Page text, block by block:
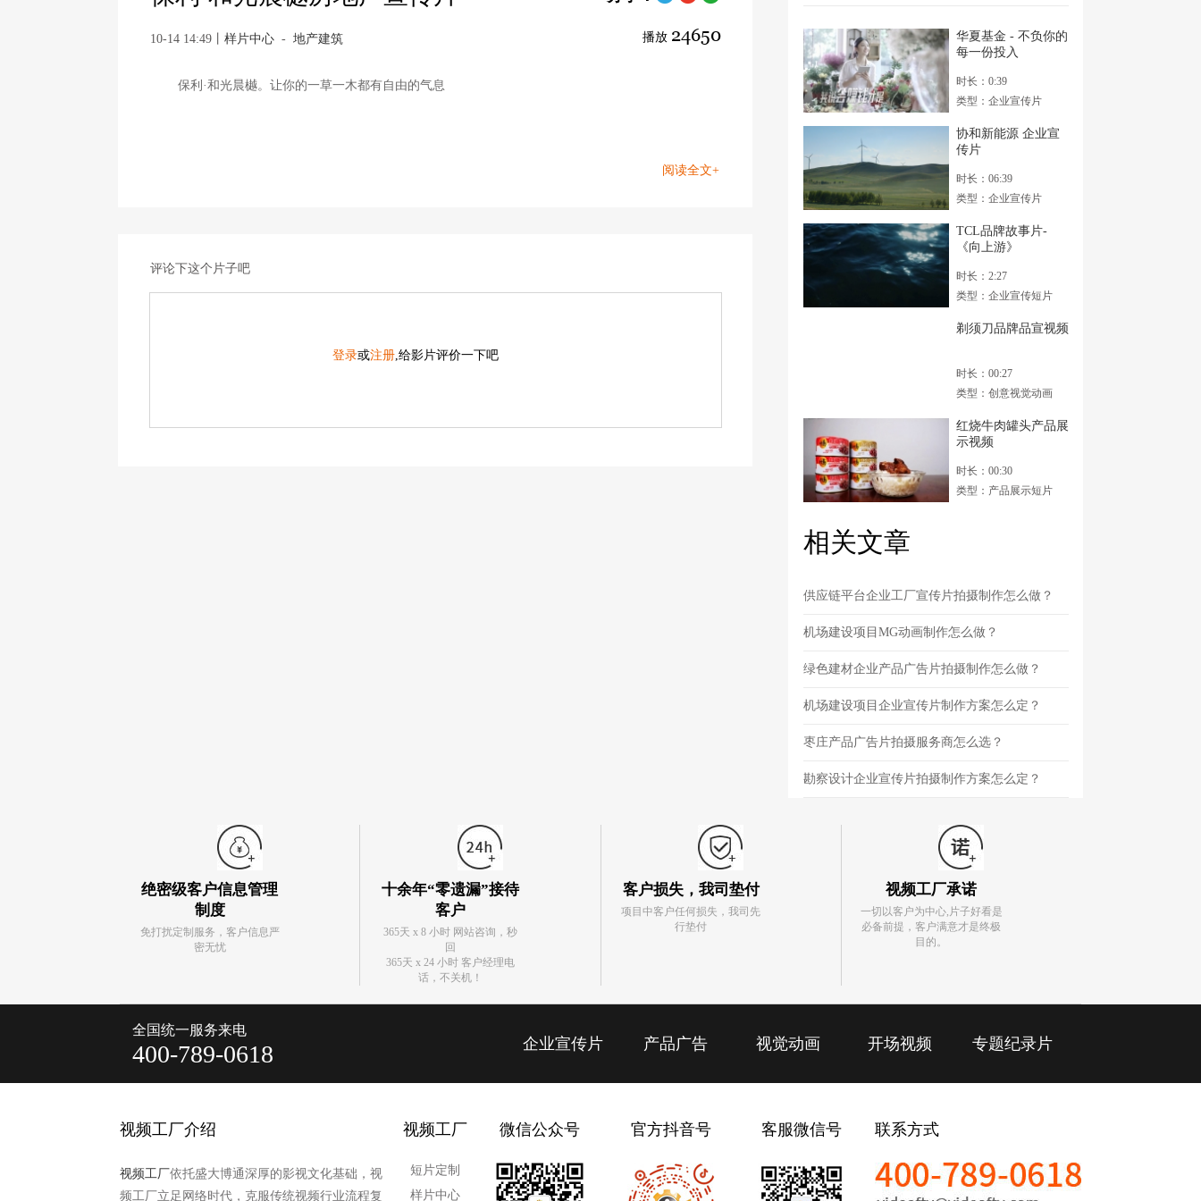
10-14 14:49丨 样片中心- 地产建筑 播放 24650
保利·和光晨樾。让你的一草一木都有自由的气息
阅读全文+
评论下这个片子吧
登录或注册,给影片评价一下吧
华夏基金 - 不负你的
每一份投入
时长：0:39
类型：企业宣传片
协和新能源 企业宣
传片
时长：06:39
类型：企业宣传片
TCL品牌故事片-
《向上游》
时长：2:27
类型：企业宣传短片
剃须刀品牌品宣视频
时长：00:27
类型：创意视觉动画
红烧牛肉罐头产品展
示视频
时长：00:30
类型：产品展示短片
相关文章
供应链平台企业工厂宣传片拍摄制作怎么做？
机场建设项目MG动画制作怎么做？
绿色建材企业产品广告片拍摄制作怎么做？
机场建设项目企业宣传片制作方案怎么定？
枣庄产品广告片拍摄服务商怎么选？
勘察设计企业宣传片拍摄制作方案怎么定？
绝密级客户信息管理
制度
免打扰定制服务，客户信息严
密无忧
十余年“零遗漏”接待
客户
365天 x 8 小时 网站咨询，秒
回
365天 x 24 小时 客户经理电
话，不关机！
客户损失，我司垫付
项目中客户任何损失，我司先
行垫付
视频工厂承诺
一切以客户为中心,片子好看是
必备前提，客户满意才是终极
目的。
全国统一服务来电
400-789-0618 企业宣传片 产品广告 视觉动画 开场视频 专题纪录片
视频工厂介绍
视频工厂依托盛大博通深厚的影视文化基础，视
频工厂立足网络时代，克服传统视频行业流程复
视频工厂
短片定制
样片中心
微信公众号 官方抖音号 客服微信号 联系方式